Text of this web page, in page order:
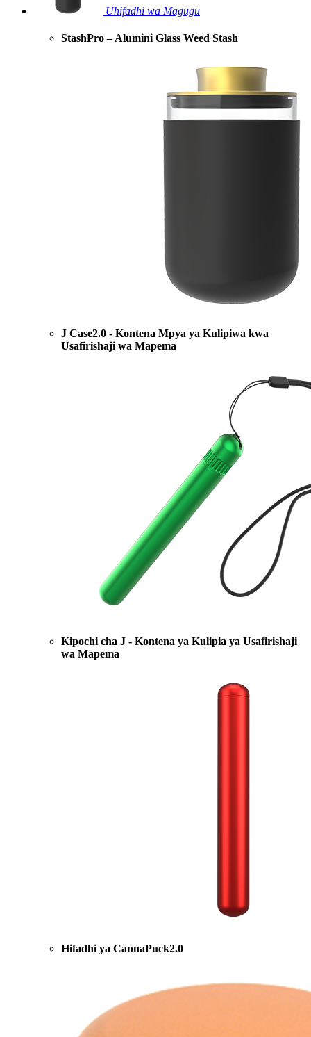
Uhifadhi wa Magugu
StashPro – Alumini Glass Weed Stash
J Case2.0 - Kontena Mpya ya Kulipiwa kwa
Usafirishaji wa Mapema
Kipochi cha J - Kontena ya Kulipia ya Usafirishaji
wa Mapema
Hifadhi ya CannaPuck2.0